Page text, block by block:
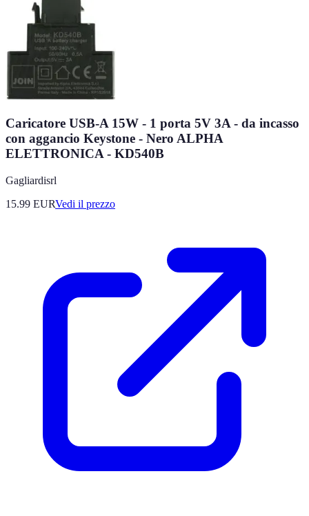
Caricatore USB-A 15W - 1 porta 5V 3A - da incasso
con aggancio Keystone - Nero ALPHA
ELETTRONICA - KD540B
Gagliardisrl
15.99 EURVedi il prezzo